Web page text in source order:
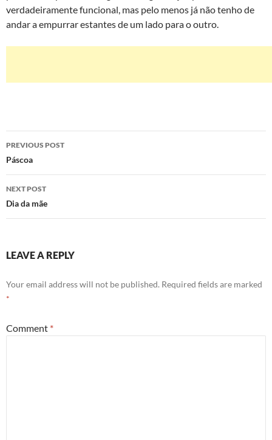
verdadeiramente funcional, mas pelo menos já não tenho de
andar a empurrar estantes de um lado para o outro.
Post
navigation
PREVIOUS POST
Páscoa
NEXT POST
Dia da mãe
LEAVE A REPLY
Your email address will not be published. Required fields are marked
*
Comment *